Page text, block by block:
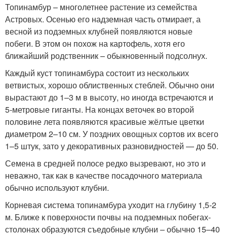
Топинамбур – многолетнее растение из семейства
Астровых. Осенью его надземная часть отмирает, а
весной из подземных клубней появляются новые
побеги. В этом он похож на картофель, хотя его
ближайший родственник – обыкновенный подсолнух.
Каждый куст топинамбура состоит из нескольких
ветвистых, хорошо облиственных стеблей. Обычно они
вырастают до 1–3 м в высоту, но иногда встречаются и
5-метровые гиганты. На концах веточек во второй
половине лета появляются красивые жёлтые цветки
диаметром 2–10 см. У поздних овощных сортов их всего
1–5 штук, зато у декоративных разновидностей — до 50.
Семена в средней полосе редко вызревают, но это и
неважно, так как в качестве посадочного материала
обычно используют клубни.
Корневая система топинамбура уходит на глубину 1,5-2
м. Ближе к поверхности почвы на подземных побегах-
столонах образуются съедобные клубни – обычно 15–40